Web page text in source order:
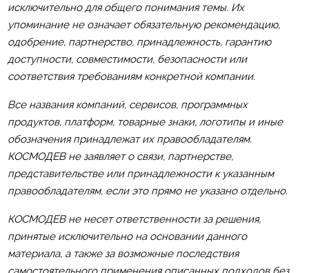
исключительно для общего понимания темы. Их
упоминание не означает обязательную рекомендацию,
одобрение, партнерство, принадлежность, гарантию
доступности, совместимости, безопасности или
соответствия требованиям конкретной компании.
Все названия компаний, сервисов, программных
продуктов, платформ, товарные знаки, логотипы и иные
обозначения принадлежат их правообладателям.
КОСМОДЕВ не заявляет о связи, партнерстве,
представительстве или принадлежности к указанным
правообладателям, если это прямо не указано отдельно.
КОСМОДЕВ не несет ответственности за решения,
принятые исключительно на основании данного
материала, а также за возможные последствия